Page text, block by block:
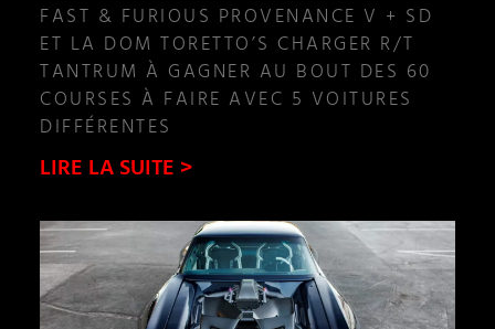
FAST & FURIOUS PROVENANCE V + SD
ET LA DOM TORETTO’S CHARGER R/T
TANTRUM À GAGNER AU BOUT DES 60
COURSES À FAIRE AVEC 5 VOITURES
DIFFÉRENTES
LIRE LA SUITE >